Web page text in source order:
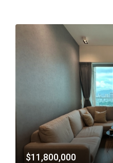
$11,800,000